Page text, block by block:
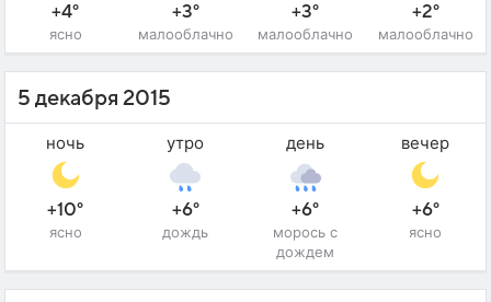
+4°
ясно
+3°
малооблачно
+3°
малооблачно
+2°
малооблачно
5 декабря 2015
ночь
+10°
ясно
утро
+6°
дождь
день
+6°
морось с
дождем
вечер
+6°
ясно